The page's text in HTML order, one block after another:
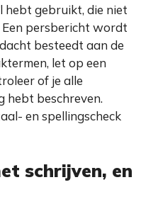
hebt gebruikt, die niet
persbericht wordt
besteedt aan de
let op een
of je alle
hebt beschreven.
en spellingscheck
schrijven, en